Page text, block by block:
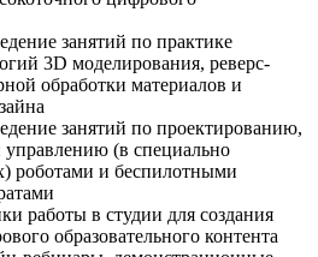
занятий по практике
3D моделирования, реверс-
обработки материалов и
занятий по проектированию,
(в специально
роботами и беспилотными
работы в студии для создания
образовательного контента